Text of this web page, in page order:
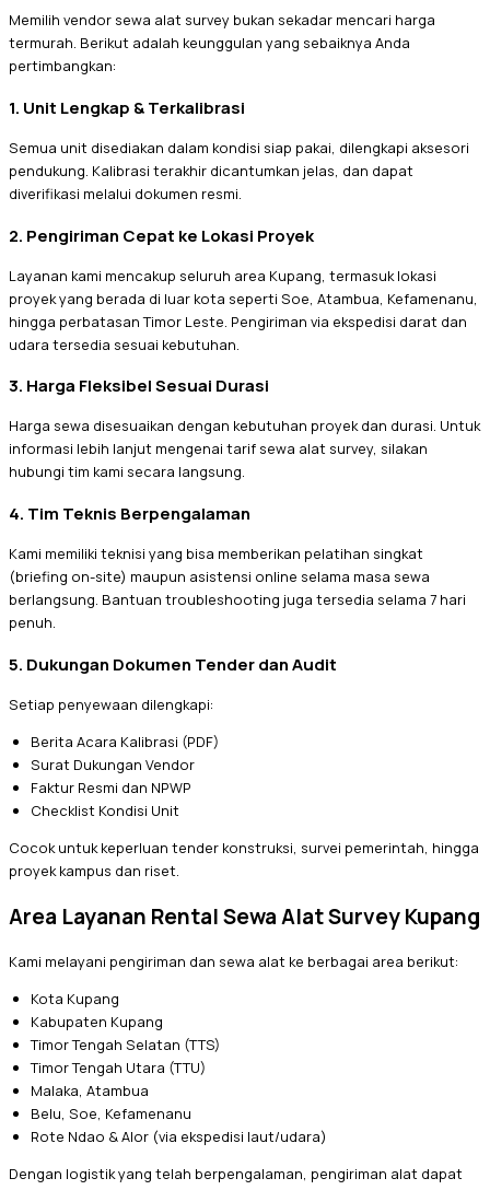
Memilih vendor sewa alat survey bukan sekadar mencari harga
termurah. Berikut adalah keunggulan yang sebaiknya Anda
pertimbangkan:
1. Unit Lengkap & Terkalibrasi
Semua unit disediakan dalam kondisi siap pakai, dilengkapi aksesori
pendukung. Kalibrasi terakhir dicantumkan jelas, dan dapat
diverifikasi melalui dokumen resmi.
2. Pengiriman Cepat ke Lokasi Proyek
Layanan kami mencakup seluruh area Kupang, termasuk lokasi
proyek yang berada di luar kota seperti Soe, Atambua, Kefamenanu,
hingga perbatasan Timor Leste. Pengiriman via ekspedisi darat dan
udara tersedia sesuai kebutuhan.
3. Harga Fleksibel Sesuai Durasi
Harga sewa disesuaikan dengan kebutuhan proyek dan durasi. Untuk
informasi lebih lanjut mengenai tarif sewa alat survey, silakan
hubungi tim kami secara langsung.
4. Tim Teknis Berpengalaman
Kami memiliki teknisi yang bisa memberikan pelatihan singkat
(briefing on-site) maupun asistensi online selama masa sewa
berlangsung. Bantuan troubleshooting juga tersedia selama 7 hari
penuh.
5. Dukungan Dokumen Tender dan Audit
Setiap penyewaan dilengkapi:
Berita Acara Kalibrasi (PDF)
Surat Dukungan Vendor
Faktur Resmi dan NPWP
Checklist Kondisi Unit
Cocok untuk keperluan tender konstruksi, survei pemerintah, hingga
proyek kampus dan riset.
Area Layanan Rental Sewa Alat Survey Kupang
Kami melayani pengiriman dan sewa alat ke berbagai area berikut:
Kota Kupang
Kabupaten Kupang
Timor Tengah Selatan (TTS)
Timor Tengah Utara (TTU)
Malaka, Atambua
Belu, Soe, Kefamenanu
Rote Ndao & Alor (via ekspedisi laut/udara)
Dengan logistik yang telah berpengalaman, pengiriman alat dapat